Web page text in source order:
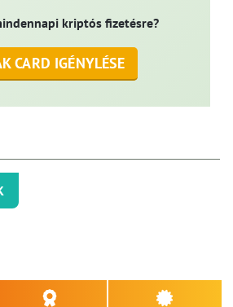
kriptós fizetésre?
CARD IGÉNYLÉSE